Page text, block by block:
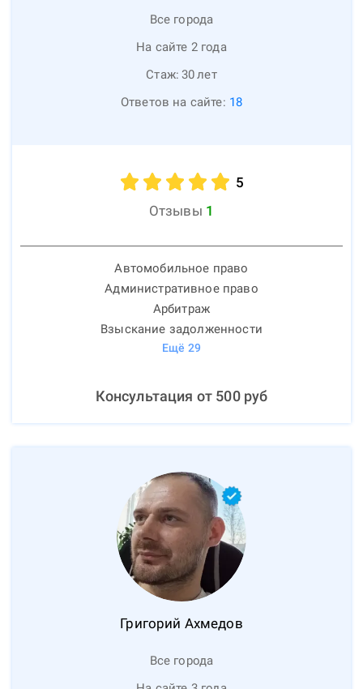
Все города
На сайте 2 года
Стаж: 30лет
Ответов на сайте: 18
5
Отзывы 1
Автомобильное право
Административное право
Арбитраж
Взыскание задолженности
Ещё 29
Консультация от 500руб
Григорий Ахмедов
Все города